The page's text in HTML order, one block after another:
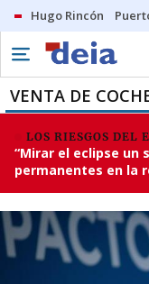
Hugo Rincón
VENTA DE
LOS RIESGOS DEL
“Mirar el eclipse un
permanentes en la